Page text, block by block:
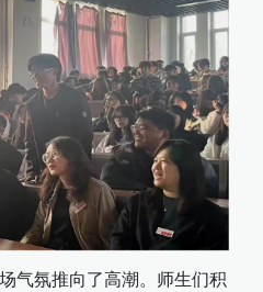
气氛推向了高潮。师生们积